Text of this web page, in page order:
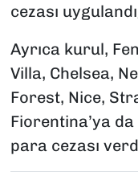
cezası
Ayrıca kurul,
Villa, Chelsea,
Forest, Nice,
Fiorentina’ya
para cezası